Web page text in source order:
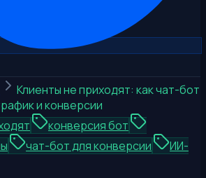
Клиенты не приходят: как чат-бот
и конверсии
конверсия бот
чат-бот для конверсии
ИИ-